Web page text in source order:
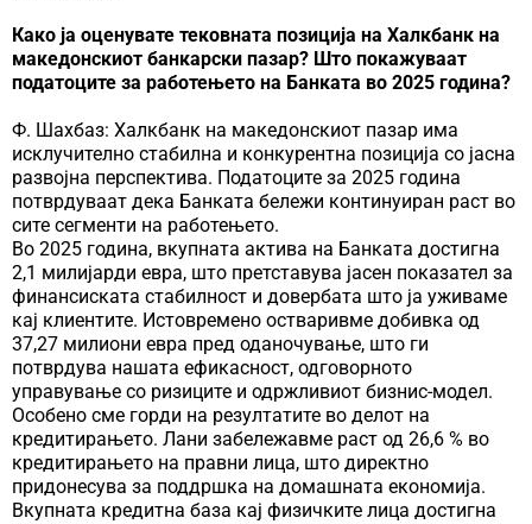
Како ја оценувате тековната позиција на Халкбанк на
македонскиот банкарски пазар? Што покажуваат
податоците за работењето на Банката во 2025 година?
Ф. Шахбаз: Халкбанк на македонскиот пазар има
исклучително стабилна и конкурентна позиција со јасна
развојна перспектива. Податоците за 2025 година
потврдуваат дека Банката бележи континуиран раст во
сите сегменти на работењето.
Во 2025 година, вкупната актива на Банката достигна
2,1 милијарди евра, што претставува јасен показател за
финансиската стабилност и довербата што ја уживаме
кај клиентите. Истовремено остваривме добивка од
37,27 милиони евра пред оданочување, што ги
потврдува нашата ефикасност, одговорното
управување со ризиците и одржливиот бизнис-модел.
Особено сме горди на резултатите во делот на
кредитирањето. Лани забележавме раст од 26,6 % во
кредитирањето на правни лица, што директно
придонесува за поддршка на домашната економија.
Вкупната кредитна база кај физичките лица достигна